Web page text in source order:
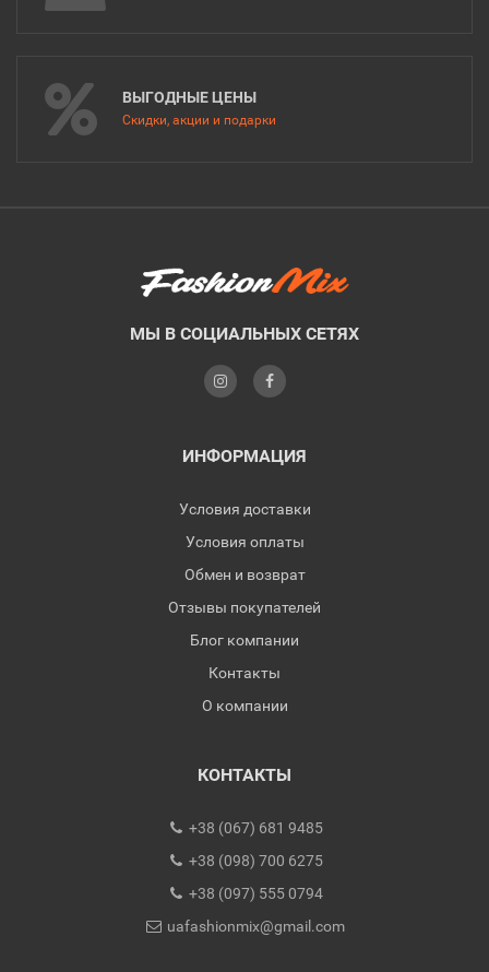
ВЫГОДНЫЕ ЦЕНЫ
Скидки, акции и подарки
МЫ В СОЦИАЛЬНЫХ СЕТЯХ
ИНФОРМАЦИЯ
Условия доставки
Условия оплаты
Обмен и возврат
Отзывы покупателей
Блог компании
Контакты
О компании
КОНТАКТЫ
+38 (067) 681 9485
+38 (098) 700 6275
+38 (097) 555 0794
uafashionmix@gmail.com